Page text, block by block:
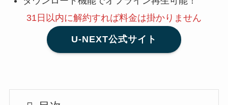
31日以内に解約すれば料金は掛かりません
U-NEXT公式サイト